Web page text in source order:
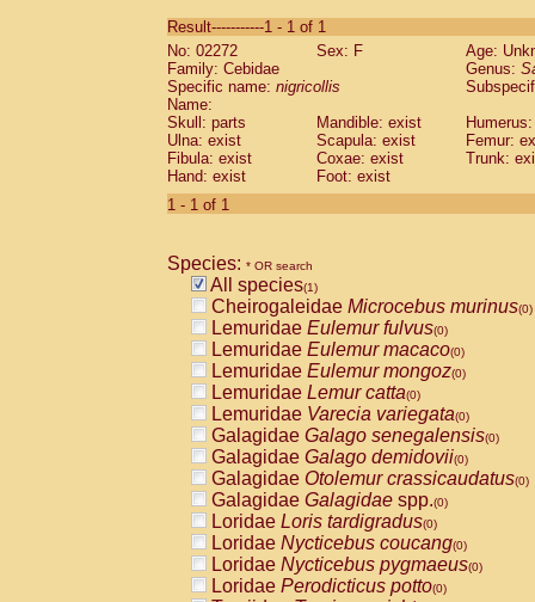
CebidaeSaguinus labiatus(0)
Cebidae Saguinus leucopus (0)
Cebidae
CebidaeSaguinus mystax
Cebidae Saguinus nigricollis (1)
Cebidae Saguinus oedipus
Cebidae Saguinus weddelli
Cebidae Saguinusspp.
Cebidae
CebidaeCebus capucinus
CebidaeCebus nigrivittatus
CebidaeCebus spp.(0)
CebidaeSaimiri boliviensis(0)
CebidaeSaimiri sciureus(0)
AtelidaeAlouatta caraya(0)
AtelidaeAlouatta fusca(0)
AtelidaeAlouatta seniculus(0)
AtelidaeAlouattaspp.(0)
AtelidaeAteles belzebuth(0)
AtelidaeAteles geoffroyi(0)
AtelidaeAteles paniscus(0)
AtelidaeAtelesspp.(0)
AtelidaeLagothrix lagothricha(0)
AtelidaeLagothrix lagothricha cana
PitheciidaeCacajao calvus
Result-----------1 - 1 of 1
No: 02272
Sex: F
Age:
Family: Cebidae
Genus:
Specific name: nigricollis
Name:
Skull: parts
Mandible: exist
Ulna: exist
Scapula: exist
Femur:
Fibula: exist
Coxae: exist
Trunk:
Hand: exist
Foot: exist
1 - 1 of 1
Species: * OR search
All species(1)
Cheirogaleidae Microcebus murinus(0)
Lemuridae Eulemur fulvus(0)
Lemuridae Eulemur macaco(0)
Lemuridae Eulemur mongoz(0)
Lemuridae Lemur catta(0)
Lemuridae Varecia variegata(0)
Galagidae Galago senegalensis(0)
Galagidae Galago demidovii(0)
Galagidae Otolemur crassicaudatus(0)
Galagidae Galagidae spp.(0)
Loridae Loris tardigradus(0)
Loridae Nycticebus coucang(0)
Loridae Nycticebus pygmaeus(0)
Loridae Perodicticus potto(0)